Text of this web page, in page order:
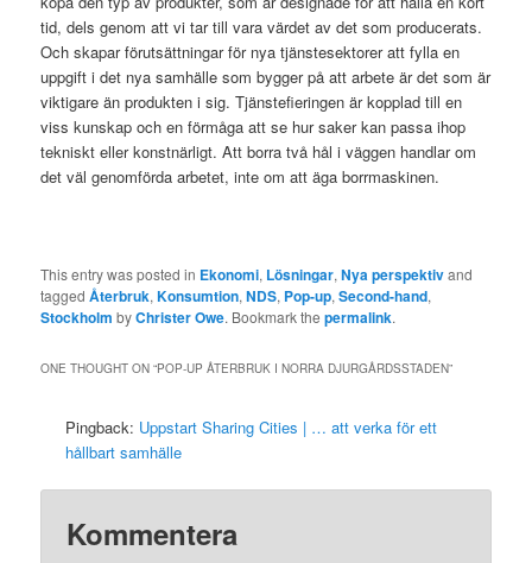
tid, dels genom att vi tar till vara värdet av det som producerats.
Och skapar förutsättningar för nya tjänstesektorer att fylla en
uppgift i det nya samhälle som bygger på att arbete är det som är
viktigare än produkten i sig. Tjänstefieringen är kopplad till en
viss kunskap och en förmåga att se hur saker kan passa ihop
tekniskt eller konstnärligt. Att borra två hål i väggen handlar om
det väl genomförda arbetet, inte om att äga borrmaskinen.
This entry was posted in Ekonomi, Lösningar,Nya perspektivand
taggedÅterbruk,Konsumtion,NDS, Pop-up,Second-hand,
Stockholm byChrister Owe. Bookmark thepermalink.
ONE THOUGHT ON “POP-UP ÅTERBRUK I NORRA DJURGÅRDSSTADEN”
Pingback: Uppstart Sharing Cities | … att verka för ett
hållbart samhälle
Kommentera